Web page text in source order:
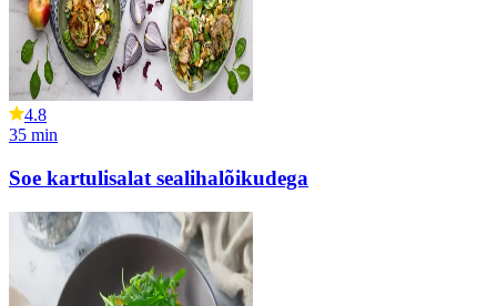
4.8
35 min
Soe kartulisalat sealihalõikudega